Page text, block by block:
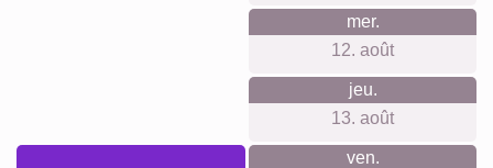
mer.
12. août
jeu.
13. août
ven.